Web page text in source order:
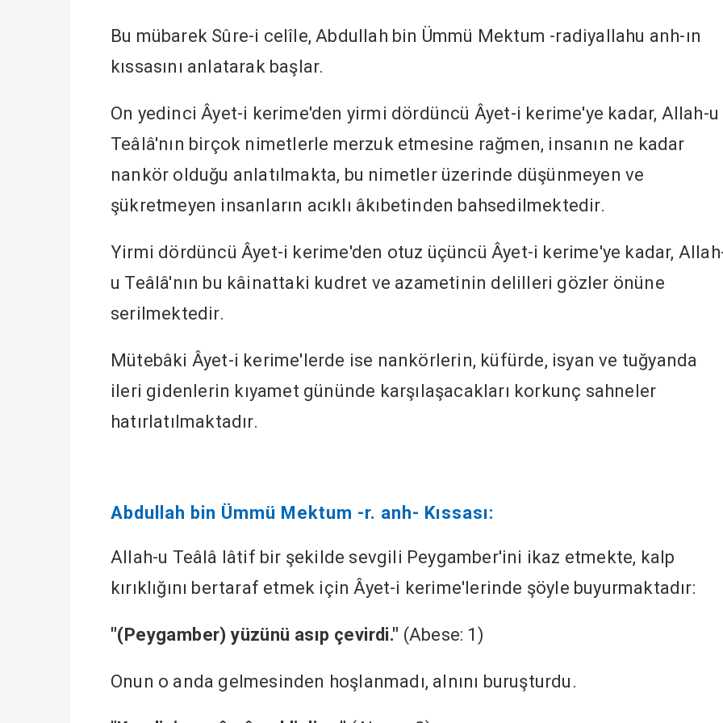
Bu mübarek Sûre-i celîle, Abdullah bin Ümmü Mektum -radiyallahu anh-ın
kıssasını anlatarak başlar.
On yedinci Âyet-i kerime'den yirmi dördüncü Âyet-i kerime'ye kadar, Allah-u
Teâlâ'nın birçok nimetlerle merzuk etmesine rağmen, insanın ne kadar
nankör olduğu anlatılmakta, bu nimetler üzerinde düşünmeyen ve
şükretmeyen insanların acıklı âkıbetinden bahsedilmektedir.
Yirmi dördüncü Âyet-i kerime'den otuz üçüncü Âyet-i kerime'ye kadar,
u Teâlâ'nın bu kâinattaki kudret ve azametinin delilleri gözler önüne
serilmektedir.
Mütebâki Âyet-i kerime'lerde ise nankörlerin, küfürde, isyan ve tuğyanda
ileri gidenlerin kıyamet gününde karşılaşacakları korkunç sahneler
hatırlatılmaktadır.
Abdullah bin Ümmü Mektum -r. anh- Kıssası:
Allah-u Teâlâ lâtif bir şekilde sevgili Peygamber'ini ikaz etmekte, kalp
kırıklığını bertaraf etmek için Âyet-i kerime'lerinde şöyle buyurmaktadır:
"(Peygamber) yüzünü asıp çevirdi." (Abese: 1)
Onun o anda gelmesinden hoşlanmadı, alnını buruşturdu.